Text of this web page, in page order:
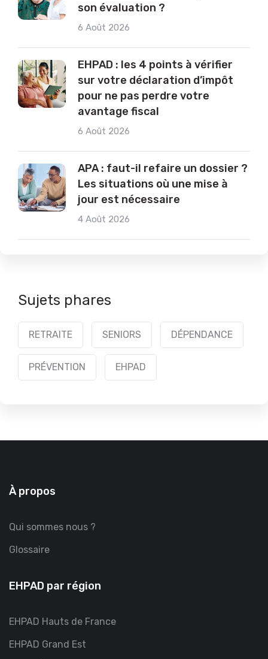
son évaluation ?
6 Août 2026
EHPAD : les 4 points à vérifier
sur votre déclaration d’impôt
pour ne pas perdre votre
avantage fiscal
6 Août 2026
APA : faut-il refaire un dossier ?
Les situations où une mise à
jour est nécessaire
4 Août 2026
Sujets phares
RETRAITE SENIORS DÉPENDANCE
PRÉVENTION EHPAD
À propos
Qui sommes nous ?
Glossaire
EHPAD par région
EHPAD Hauts de France
EHPAD Grand Est